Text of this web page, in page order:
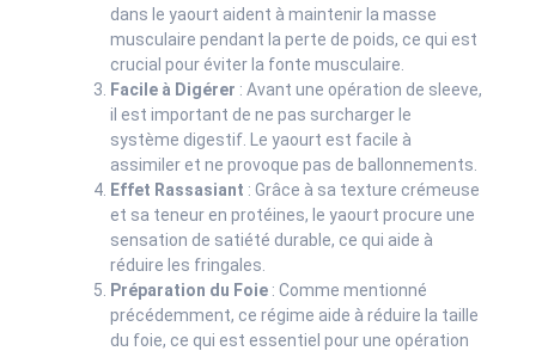
dans le yaourt aident à maintenir la masse
musculaire pendant la perte de poids, ce qui est
crucial pour éviter la fonte musculaire.
Facile à Digérer : Avant une opération de sleeve,
il est important de ne pas surcharger le
système digestif. Le yaourt est facile à
assimiler et ne provoque pas de ballonnements.
Effet Rassasiant : Grâce à sa texture crémeuse
et sa teneur en protéines, le yaourt procure une
sensation de satiété durable, ce qui aide à
réduire les fringales.
Préparation du Foie : Comme mentionné
précédemment, ce régime aide à réduire la taille
du foie, ce qui est essentiel pour une opération